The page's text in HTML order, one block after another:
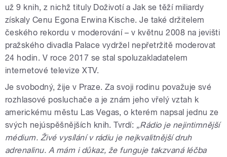
už 9 knih, z nichž tituly Doživotí a Jak se těží miliardy
získaly Cenu Egona Erwina Kische. Je také držitelem
českého rekordu v moderování – v květnu 2008 na jevišti
pražského divadla Palace vydržel nepřetržitě moderovat
24 hodin. V roce 2017 se stal spoluzakladatelem
internetové televize XTV.
Je svobodný, žije v Praze. Za svoji rodinu považuje své
rozhlasové posluchače a je znám jeho vřelý vztah k
americkému městu Las Vegas, o kterém napsal jednu ze
svých nejúspěšnějších knih. Tvrdí: „Rádio je nejintimnější
médium. Živé vysílání v rádiu je nejkvalitnější druh
adrenalinu. A mám i důkaz, že funguje takzvaná léčba